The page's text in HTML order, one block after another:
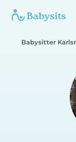
Babysitter